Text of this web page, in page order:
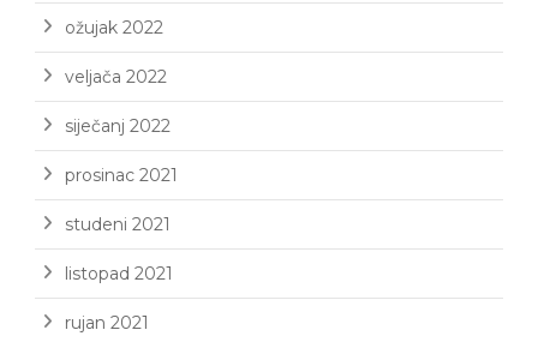
ožujak 2022
veljača 2022
siječanj 2022
prosinac 2021
studeni 2021
listopad 2021
rujan 2021